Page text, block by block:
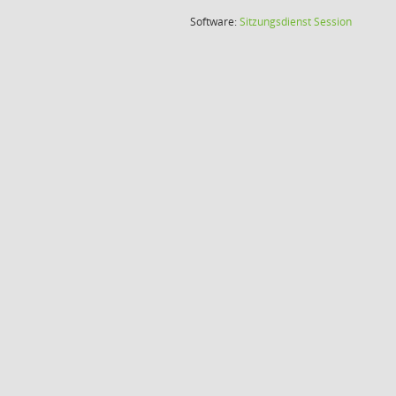
Software:SitzungsdienstSession(Wird in